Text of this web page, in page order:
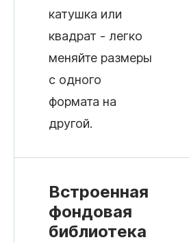
катушка или
квадрат - легко
меняйте размеры
с одного
формата на
другой.
Встроенная
фондовая
библиотека